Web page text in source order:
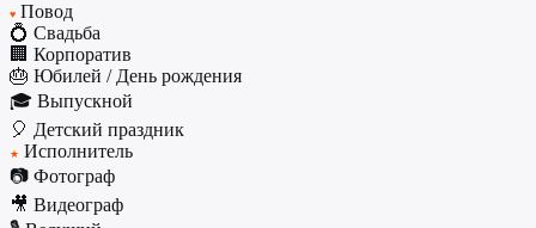
♥ Повод
💍 Свадьба
🏢 Корпоратив
🎂 Юбилей / День рождения
🎓 Выпускной
🎈 Детский праздник
★ Исполнитель
📷 Фотограф
🎥 Видеограф